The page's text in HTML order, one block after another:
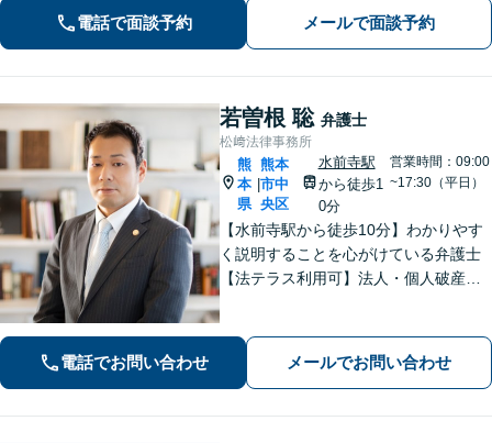
い。
電話で面談予約 メールで面談予約
若曽根 聡 弁護士
松﨑法律事務所
熊
本
県
|
熊本
市中
央区
水前寺駅
から徒歩1
0分
営業時間：09:00
~17:30（平日）
【水前寺駅から徒歩10分】わかりやす
く説明することを心がけている弁護士
【法テラス利用可】法人・個人破産申
対応でスムーズに解決できるよう尽力
電話でお問い合わせ メールでお問い合わせ